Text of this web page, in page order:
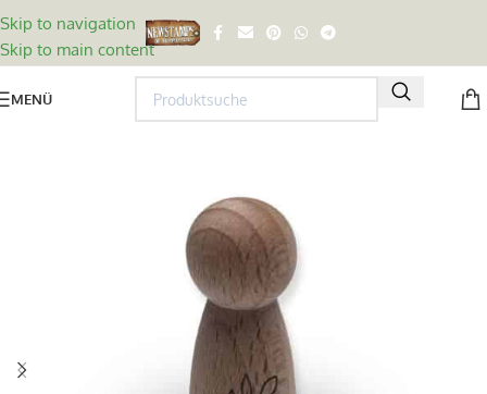
Skip to navigation
Skip to main content
MENÜ